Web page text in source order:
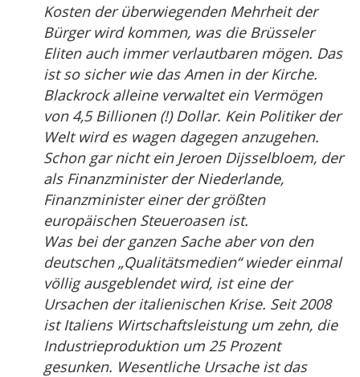
Kosten der überwiegenden Mehrheit der
Bürger wird kommen, was die Brüsseler
Eliten auch immer verlautbaren mögen. Das
ist so sicher wie das Amen in der Kirche.
Blackrock alleine verwaltet ein Vermögen
von 4,5 Billionen (!) Dollar. Kein Politiker der
Welt wird es wagen dagegen anzugehen.
Schon gar nicht ein Jeroen Dijsselbloem, der
als Finanzminister der Niederlande,
Finanzminister einer der größten
europäischen Steueroasen ist.
Was bei der ganzen Sache aber von den
deutschen „Qualitätsmedien“ wieder einmal
völlig ausgeblendet wird, ist eine der
Ursachen der italienischen Krise. Seit 2008
ist Italiens Wirtschaftsleistung um zehn, die
Industrieproduktion um 25 Prozent
gesunken. Wesentliche Ursache ist das